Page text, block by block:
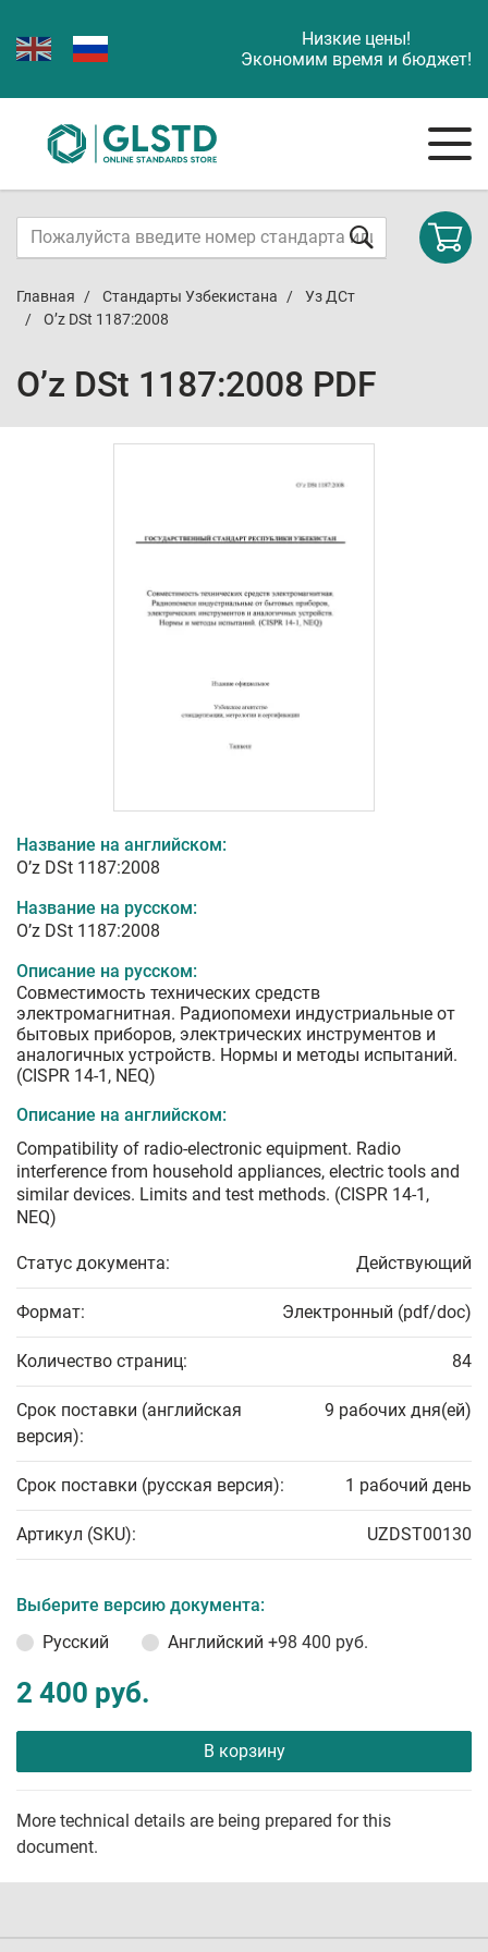
Низкие цены!
Экономим время и бюджет!
Главная Стандарты Узбекистана
Уз ДСт
O’z DSt 1187:2008
O’z DSt 1187:2008 PDF
Название на английском:
O’z DSt 1187:2008
Название на русском:
O’z DSt 1187:2008
Описание на русском:
Совместимость технических средств
электромагнитная. Радиопомехи индустриальные от
бытовых приборов, электрических инструментов и
аналогичных устройств. Нормы и методы испытаний.
(CISPR 14-1, NEQ)
Описание на английском:
Compatibility of radio-electronic equipment. Radio
interference from household appliances, electric tools and
similar devices. Limits and test methods. (CISPR 14-1,
NEQ)
Статус документа: Действующий
Формат: Электронный (pdf/doc)
Количество страниц: 84
Срок поставки (английская
версия):
9 рабочих дня(ей)
Срок поставки (русская версия): 1 рабочий день
Артикул (SKU): UZDST00130
Выберите версию документа:
Русский
Английский +98 400 руб.
2 400 руб.
В корзину
More technical details are being prepared for this
document.